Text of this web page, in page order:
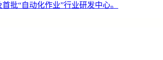
批“自动化作业”行业研发中心。